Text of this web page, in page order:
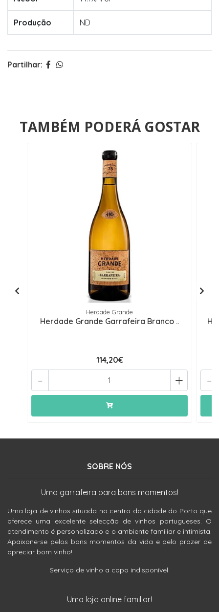
Produção ND
Partilhar:
TAMBÉM PODERÁ GOSTAR
Herdade Grande
Herdade Grande Garrafeira Branco ..
114,20€
+
- -
SOBRE NÓS
Uma garrafeira para bons momentos!
Uma loja de vinhos situada no centro da cidade do Porto que
oferece uma excelente selecção de vinhos portugueses. O
atendimento é personalizado e o ambiente familiar e intimista.
Apaixone-se pelos bons momentos da vida e pelo prazer de
apreciar bom vinho!
Serviço de vinho a copo indisponível.
Uma loja online familiar!